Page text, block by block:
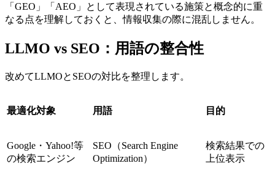
「GEO」「AEO」として表現されている施策と概念的に重
なる点を理解しておくと、情報収集の際に混乱しません。
LLMO vs SEO：用語の整合性
改めてLLMOとSEOの対比を整理します。
最適化対象 用語 目的
Google・Yahoo!等
の検索エンジン
SEO（Search Engine
Optimization）
検索結果での
上位表示